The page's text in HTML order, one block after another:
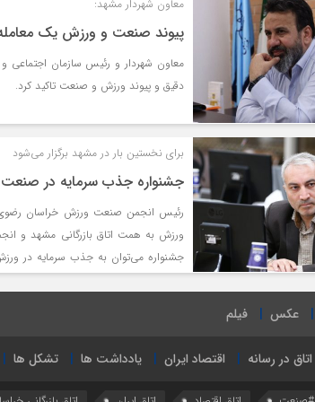
معاون شهردار مشهد:
پیوند صنعت و ورزش یک
معاون شهردار و رئیس سازمان اجتماعی
دقیق و پیوند ورزش‌ و صنعت تاکید کرد.
برای نخستین بار در مشهد برگزار می‌شود
جشنواره جذب سرمایه در
رئیس انجمن صنعت ورزش خراسان رضوی
ورزش به همت اتاق بازرگانی مشهد و
جشنواره می‌توان به جذب سرمایه در
ورزشی اشاره کرد.
عکس فیلم
اتاق در رسانه اقتصاد ایران یادداشت ها تشکل ها